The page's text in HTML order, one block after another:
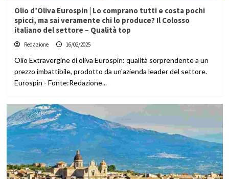
Olio d’Oliva Eurospin | Lo comprano tutti e costa pochi
spicci, ma sai veramente chi lo produce? Il Colosso
italiano del settore – Qualità top
Redazione 16/02/2025
Olio Extravergine di oliva Eurospin: qualità sorprendente a un
prezzo imbattibile, prodotto da un'azienda leader del settore.
Eurospin - Fonte:Redazione...